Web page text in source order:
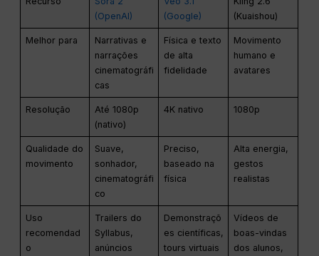
(OpenAI)
(Google)
(Kuaishou)
Melhor para
Narrativas e
narrações
cinematográfi
cas
Física e texto
de alta
fidelidade
Movimento
humano e
avatares
Resolução
Até 1080p
(nativo)
4K nativo 1080p
Qualidade do
movimento
Suave,
sonhador,
cinematográfi
co
Preciso,
baseado na
física
Alta energia,
gestos
realistas
Uso
recomendad
o
Trailers do
Syllabus,
anúncios
Demonstraçõ
es científicas,
tours virtuais
Vídeos de
boas-vindas
dos alunos,